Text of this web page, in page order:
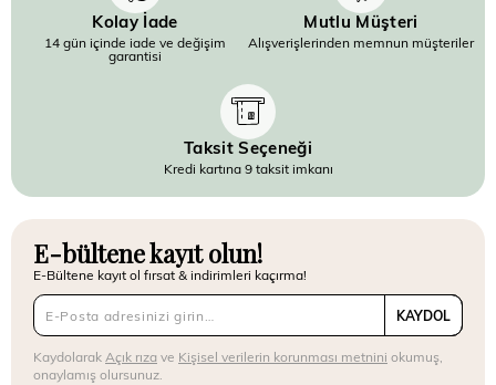
Kolay İade
14 gün içinde iade ve değişim
garantisi
Mutlu Müşteri
Alışverişlerinden memnun müşteriler
Taksit Seçeneği
Kredi kartına 9 taksit imkanı
E-bültene kayıt olun!
E-Bültene kayıt ol fırsat & indirimleri kaçırma!
KAYDOL
Kaydolarak Açık rızave Kişisel verilerin korunması metnini okumuş,
onaylamış olursunuz.